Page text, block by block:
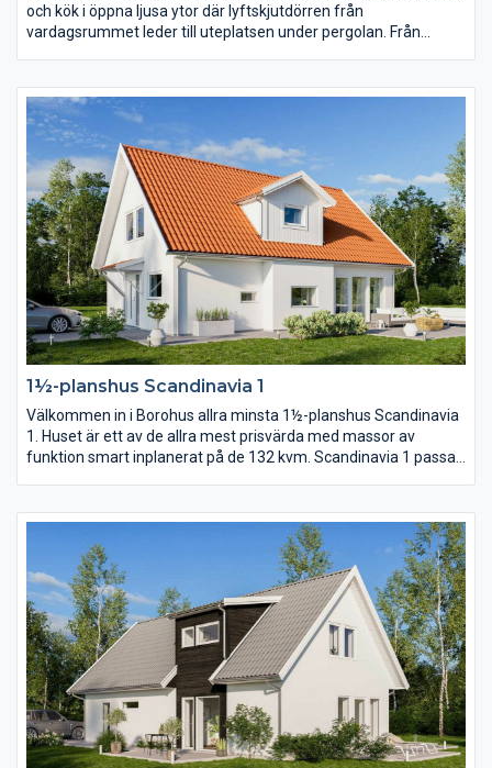
och kök i öppna ljusa ytor där lyftskjutdörren från
vardagsrummet leder till uteplatsen under pergolan. Från
klädvården, en klädvård i generös storlek. Separerat från
gemensamhetsytorna ligger sovrummen och allrum.
1½-planshus Scandinavia 1
Välkommen in i Borohus allra minsta 1½-planshus Scandinavia
1. Huset är ett av de allra mest prisvärda med massor av
funktion smart inplanerat på de 132 kvm. Scandinavia 1 passar
den finaste delen av trädgården eller utsikten.